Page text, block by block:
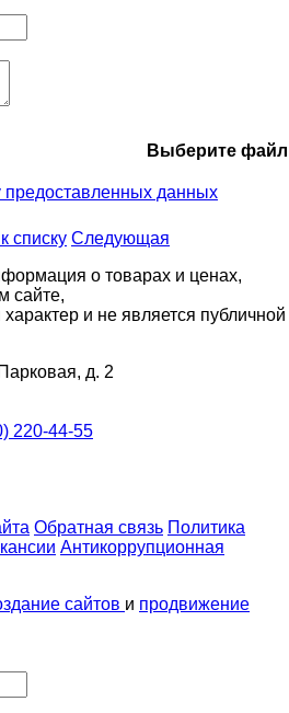
Выберите файл
предоставленных данных
списку Следующая
о товарах и ценах,
сайте,
и не является публичной
д. 2
220-44-55
Обратная связь Политика
Антикоррупционная
сайтов и продвижение